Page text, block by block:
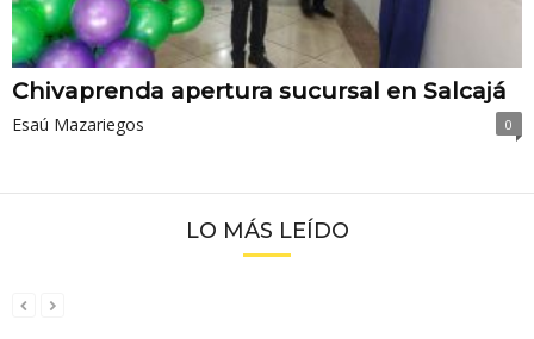
Chivaprenda apertura sucursal en Salcajá
Esaú Mazariegos 0
LO MÁS LEÍDO